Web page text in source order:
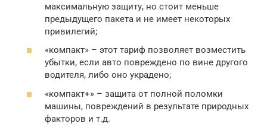
максимальную защиту, но стоит меньше
предыдущего пакета и не имеет некоторых
привилегий;
«компакт» – этот тариф позволяет возместить
убытки, если авто повреждено по вине другого
водителя, либо оно украдено;
«компакт+» – защита от полной поломки
машины, повреждений в результате природных
факторов и т.д.